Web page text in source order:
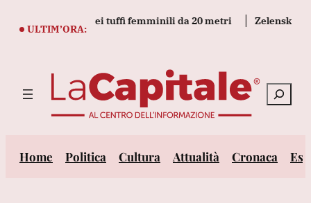
ULTIM’ORA:
d'argento nei tuffi femminili da 20 metri Zelensky a
Cerca
Home Politica Cultura Attualità Cronaca